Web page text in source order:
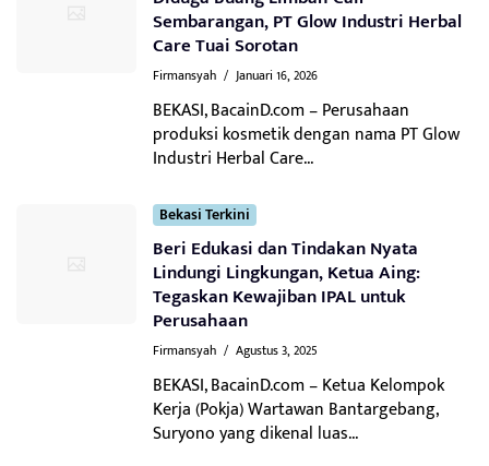
Sembarangan, PT Glow Industri Herbal
Care Tuai Sorotan
Firmansyah / Januari 16, 2026
BEKASI, BacainD.com – Perusahaan
produksi kosmetik dengan nama PT Glow
Industri Herbal Care...
Bekasi Terkini
Beri Edukasi dan Tindakan Nyata
Lindungi Lingkungan, Ketua Aing:
Tegaskan Kewajiban IPAL untuk
Perusahaan
Firmansyah / Agustus 3, 2025
BEKASI, BacainD.com – Ketua Kelompok
Kerja (Pokja) Wartawan Bantargebang,
Suryono yang dikenal luas...